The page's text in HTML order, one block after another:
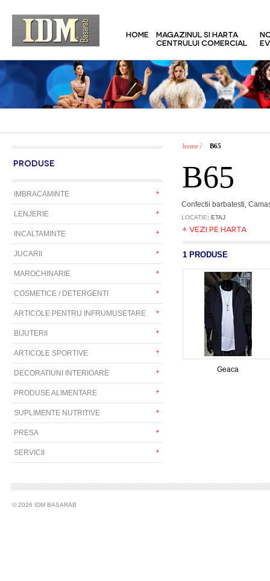
HOME
MAGAZINUL SI HARTA
CENTRULUI COMERCIAL
PRODUSE
IMBRACAMINTE
LENJERIE
INCALTAMINTE
JUCARII
MAROCHINARIE
COSMETICE / DETERGENTI
ARTICOLE PENTRU INFRUMUSETARE
BIJUTERII
ARTICOLE SPORTIVE
DECORATIUNI INTERIOARE
PRODUSE ALIMENTARE
SUPLIMENTE NUTRITIVE
PRESA
SERVICII
home / B65
B65
Confectii barbatesti,
LOCATIE: ETAJ
+ VEZI PE HARTA
1 PRODUSE
Geaca
© 2026 IDM BASARAB